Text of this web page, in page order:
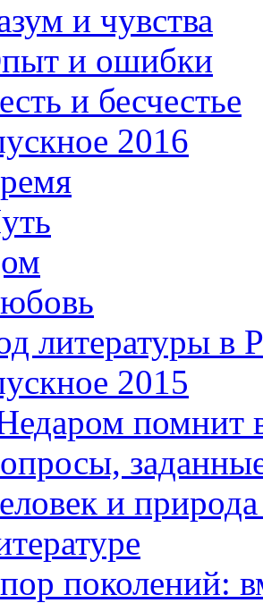
и чувства
и ошибки
и бесчестье
2016
литературы в
2015
помнит
и
поколений: